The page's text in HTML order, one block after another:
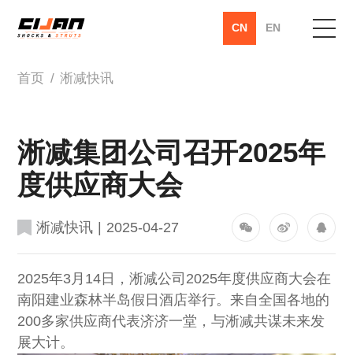
首页
产品中心
创新实践
服务支持
新闻资讯
CN EN
首页 / 淅减快讯
淅减集团公司召开2025年
度供应商大会
淅减快讯 2025-04-27
2025年3月14日，淅减公司2025年度供应商大会在
南阳建业森林半岛假日酒店举行。来自全国各地的
200多家供应商代表济济一堂，与淅减共谋未来发
展大计。